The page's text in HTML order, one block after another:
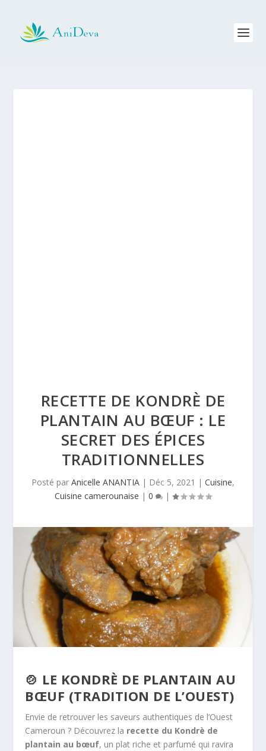
RECETTE DE KONDRÈ DE
PLANTAIN AU BŒUF : LE
SECRET DES ÉPICES
TRADITIONNELLES
Posté par Anicelle ANANTIA | Déc 5, 2021 | Cuisine,
Cuisine camerounaise | 0 |
🍲 LE KONDRÈ DE PLANTAIN AU
BŒUF (TRADITION DE L’OUEST)
Envie de retrouver les saveurs authentiques de l’Ouest
Cameroun ? Découvrez la recette du Kondrè de
plantain au bœuf, un plat riche et parfumé qui ravira